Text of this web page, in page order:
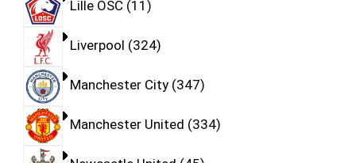
Lille OSC 11
Liverpool 324
Manchester City 347
Manchester United 334